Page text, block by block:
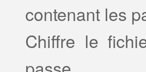
contenant les
Chiffre le